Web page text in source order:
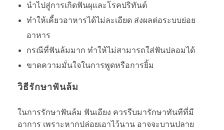
นำไปสู่การเกิดฟันผุและโรคปริทันต์
ทำให้เคี้ยวอาหารได้ไม่ละเอียด ส่งผลต่อระบบย่อย
อาหาร
กรณีที่ฟันล้มมาก ทำให้ไม่สามารถใส่ฟันปลอมได้
ขาดความมั่นใจในการพูดหรือการยิ้ม
วิธีรักษาฟันล้ม
ในการรักษาฟันล้ม ฟันเอียง ควรรีบมารักษาทันทีที่มี
อาการ เพราะหากปล่อยเอาไว้นาน อาจจะบานปลาย